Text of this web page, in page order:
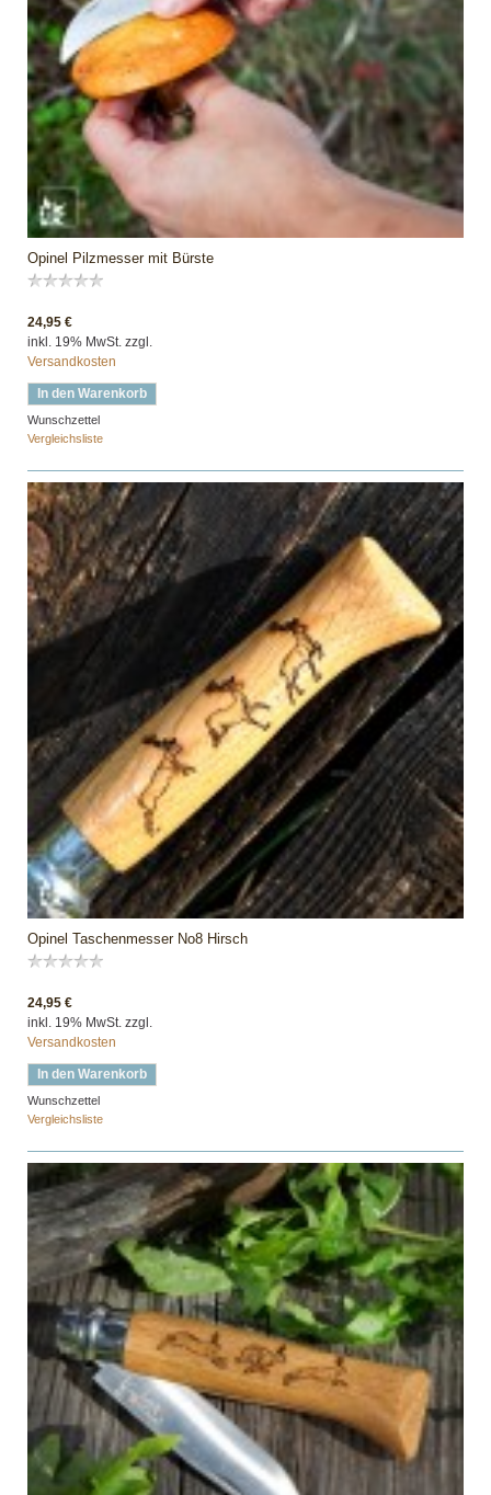
Opinel Pilzmesser mit Bürste
24,95 €
inkl. 19% MwSt. zzgl.
Versandkosten
In den Warenkorb
Wunschzettel
Vergleichsliste
Opinel Taschenmesser No8 Hirsch
24,95 €
inkl. 19% MwSt. zzgl.
Versandkosten
In den Warenkorb
Wunschzettel
Vergleichsliste